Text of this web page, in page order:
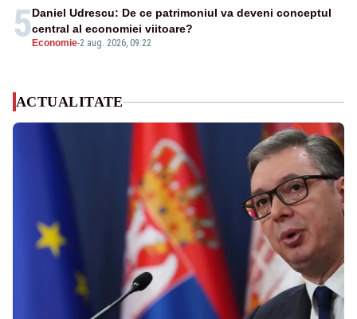
5 Economie-2 aug. 2026, 09:22
Daniel Udrescu: De ce patrimoniul va deveni conceptul
central al economiei viitoare?
ACTUALITATE